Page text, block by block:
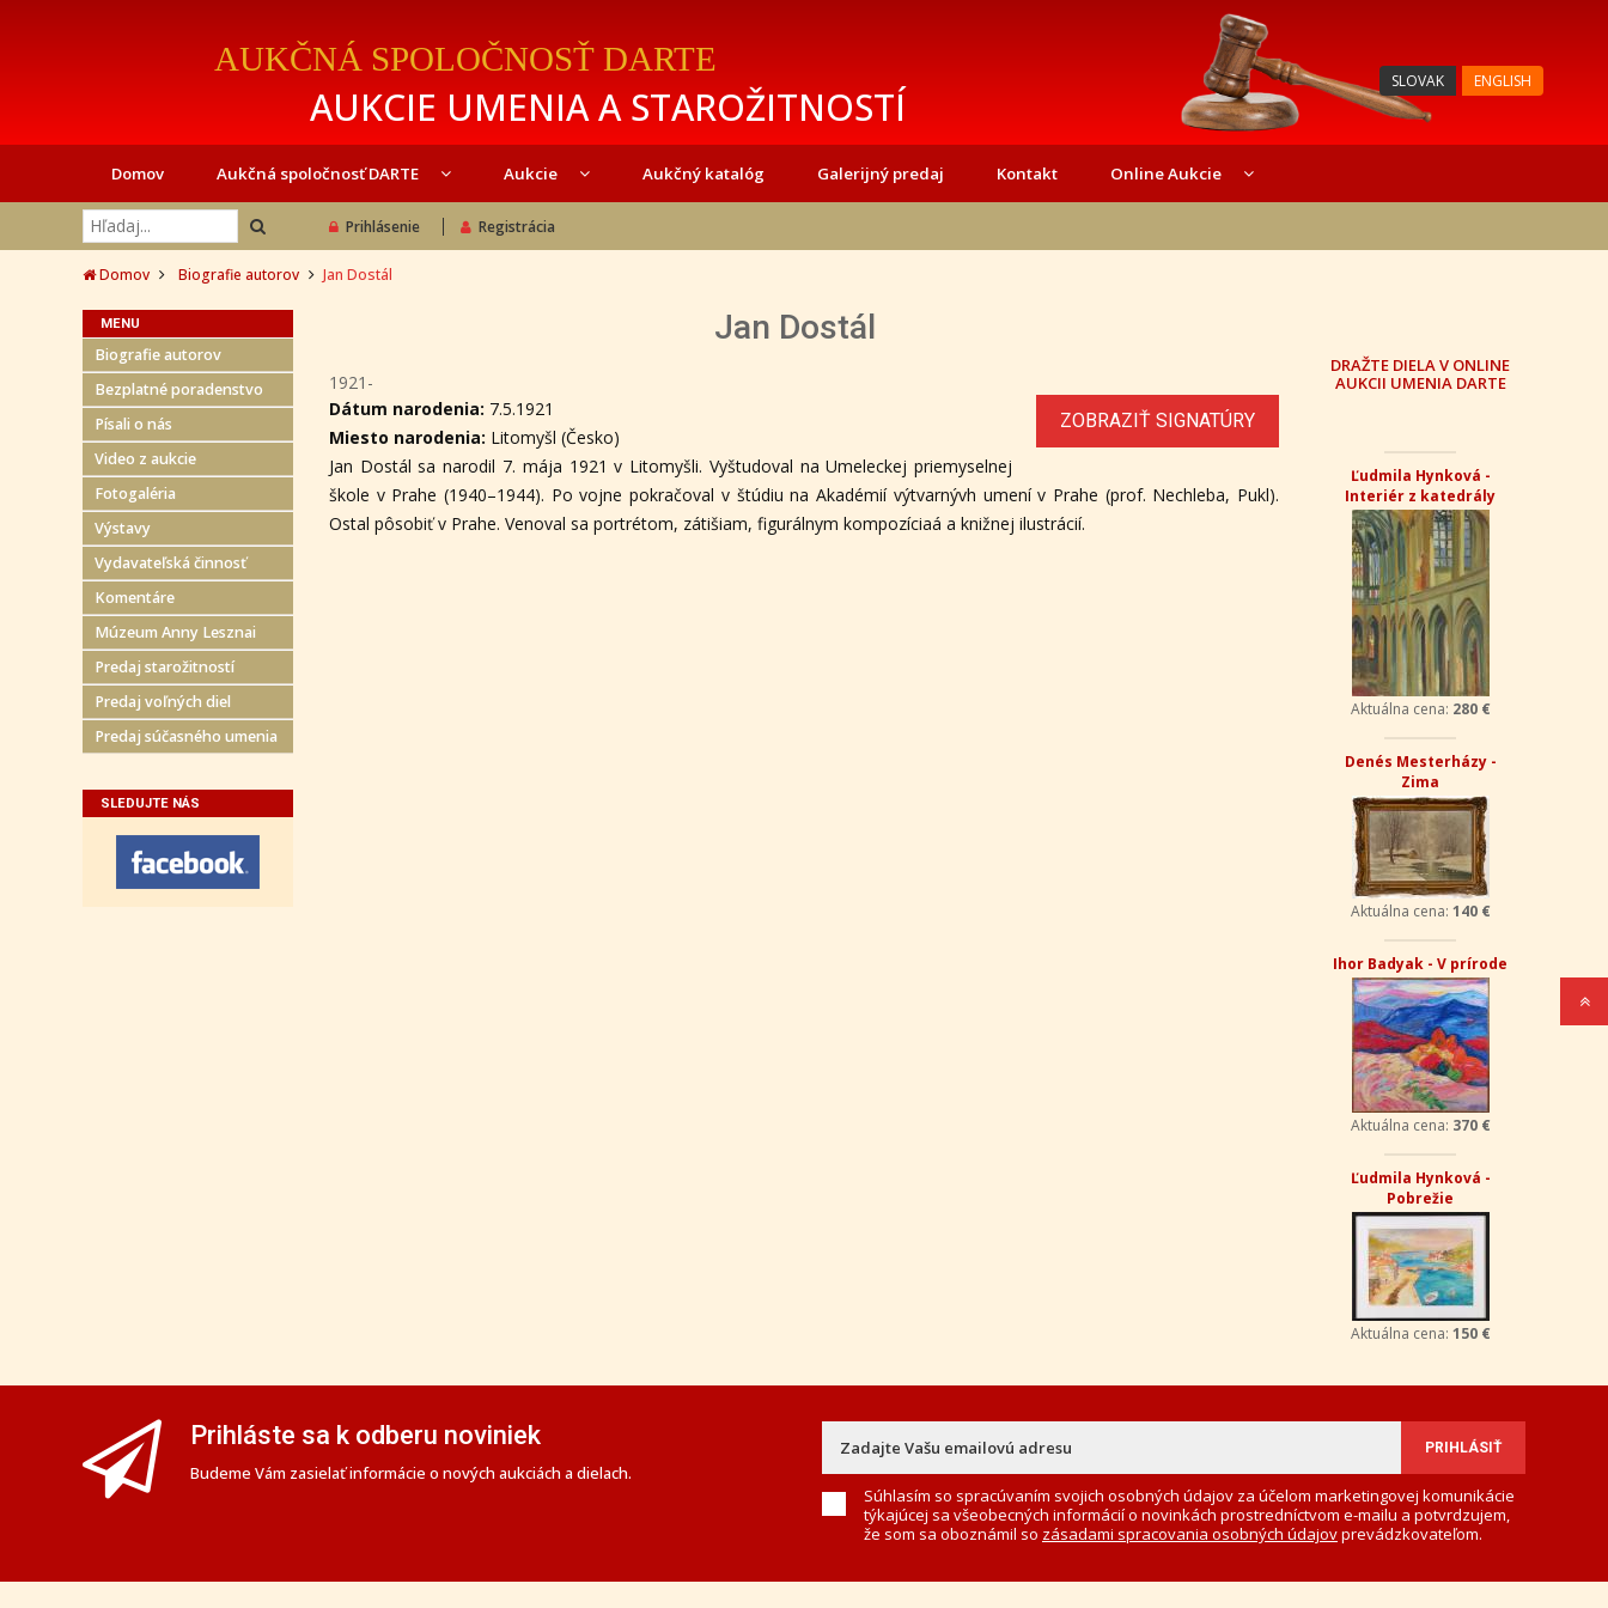
AUKČNÁ SPOLOČNOSŤ DARTE
AUKCIE UMENIA A STAROŽITNOSTÍ
SLOVAK ENGLISH
Domov Aukčná spoločnosť DARTE Aukcie Aukčný katalóg Galerijný predaj Kontakt Online Aukcie
Prihlásenie Registrácia
Domov Biografie autorov Jan Dostál
MENU
Biografie autorov
Bezplatné poradenstvo
Písali o nás
Video z aukcie
Fotogaléria
Výstavy
Vydavateľská činnosť
Komentáre
Múzeum Anny Lesznai
Predaj starožitností
Predaj voľných diel
Predaj súčasného umenia
SLEDUJTE NÁS
Jan Dostál
1921-
ZOBRAZIŤ SIGNATÚRY
Dátum narodenia: 7.5.1921
Miesto narodenia: Litomyšl (Česko)
Jan Dostál sa narodil 7. mája 1921 v Litomyšli. Vyštudoval na Umeleckej priemyselnej
škole v Prahe (1940–1944). Po vojne pokračoval v štúdiu na Akadémií výtvarnývh umení v Prahe (prof. Nechleba, Pukl).
Ostal pôsobiť v Prahe. Venoval sa portrétom, zátišiam, figurálnym kompozíciaá a knižnej ilustrácií.
DRAŽTE DIELA V ONLINE
AUKCII UMENIA DARTE
Ľudmila Hynková -
Interiér z katedrály
Aktuálna cena: 280 €
Denés Mesterházy -
Zima
Aktuálna cena: 140 €
Ihor Badyak - V prírode
Aktuálna cena: 370 €
Ľudmila Hynková -
Pobrežie
Aktuálna cena: 150 €
Prihláste sa k odberu noviniek
Budeme Vám zasielať informácie o nových aukciách a dielach.
Súhlasím so spracúvaním svojich osobných údajov za účelom marketingovej komunikácie
týkajúcej sa všeobecných informácií o novinkách prostredníctvom e-mailu a potvrdzujem,
že som sa oboznámil so zásadami spracovania osobných údajovprevádzkovateľom.